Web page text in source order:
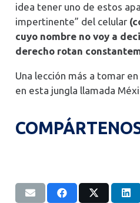
idea tener uno de estos
impertinente” del celular
cuyo nombre no voy a
derecho rotan
Una lección más a tomar
en esta jungla llamada